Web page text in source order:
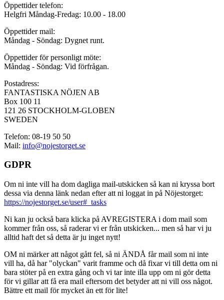
Öppettider telefon:
Helgfri Måndag-Fredag: 10.00 - 18.00
Öppettider mail:
Måndag - Söndag: Dygnet runt.
Öppettider för personligt möte:
Måndag - Söndag: Vid förfrågan.
Postadress:
FANTASTISKA NÖJEN AB
Box 100 11
121 26 STOCKHOLM-GLOBEN
SWEDEN
Telefon: 08-19 50 50
Mail: info@nojestorget.se
GDPR
Om ni inte vill ha dom dagliga mail-utskicken så kan ni kryssa bort
dessa via denna länk nedan efter att ni loggat in på Nöjestorget:
https://nojestorget.se/user#_tasks
Ni kan ju också bara klicka på AVREGISTERA i dom mail som
kommer från oss, så raderar vi er från utskicken... men så har vi ju
alltid haft det så detta är ju inget nytt!
OM ni märker att något gått fel, så ni ÄNDÅ får mail som ni inte
vill ha, då har "olyckan" varit framme och då fixar vi till detta om ni
bara stöter på en extra gång och vi tar inte illa upp om ni gör detta
för vi gillar att få era mail eftersom det betyder att ni vill oss något.
Bättre ett mail för mycket än ett för lite!